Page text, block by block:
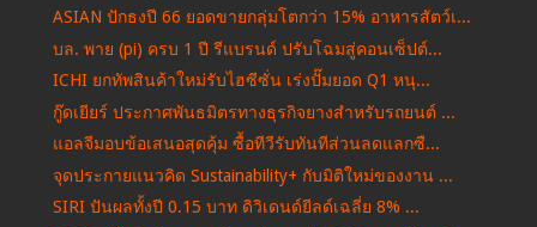
ASIAN ปักธงปี 66 ยอดขายกลุ่มโตกว่า 15% อาหารสัตว์เ...
บล. พาย (pi) ครบ 1 ปี รีแบรนด์ ปรับโฉมสู่คอนเซ็ปต์...
ICHI ยกทัพสินค้าใหม่รับไฮซีซั่น เร่งปั๊มยอด Q1 หนุ...
กู๊ดเยียร์ ประกาศพันธมิตรทางธุรกิจยางสำหรับรถยนต์ ...
แอลจีมอบข้อเสนอสุดคุ้ม ซื้อทีวีรับทันทีส่วนลดแลกซื...
จุดประกายแนวคิด Sustainability+ กับมิติใหม่ของงาน ...
SIRI ปันผลทั้งปี 0.15 บาท ดิวิเดนด์ยีลด์เฉลี่ย 8% ...